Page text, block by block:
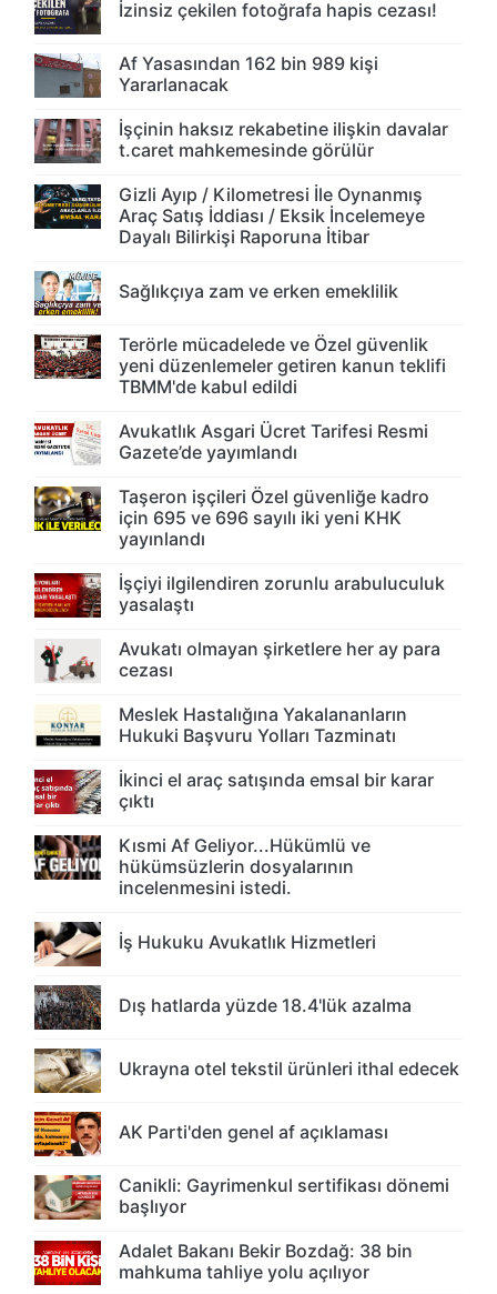
İzinsiz çekilen fotoğrafa hapis cezası!
Af Yasasından 162 bin 989 kişi
Yararlanacak
İşçinin haksız rekabetine ilişkin davalar
t.caret mahkemesinde görülür
Gizli Ayıp / Kilometresi İle Oynanmış
Araç Satış İddiası / Eksik İncelemeye
Dayalı Bilirkişi Raporuna İtibar
Sağlıkçıya zam ve erken emeklilik
Terörle mücadelede ve Özel güvenlik
yeni düzenlemeler getiren kanun teklifi
TBMM'de kabul edildi
Avukatlık Asgari Ücret Tarifesi Resmi
Gazete’de yayımlandı
Taşeron işçileri Özel güvenliğe kadro
için 695 ve 696 sayılı iki yeni KHK
yayınlandı
İşçiyi ilgilendiren zorunlu arabuluculuk
yasalaştı
Avukatı olmayan şirketlere her ay para
cezası
Meslek Hastalığına Yakalananların
Hukuki Başvuru Yolları Tazminatı
İkinci el araç satışında emsal bir karar
çıktı
Kısmi Af Geliyor...Hükümlü ve
hükümsüzlerin dosyalarının
incelenmesini istedi.
İş Hukuku Avukatlık Hizmetleri
Dış hatlarda yüzde 18.4'lük azalma
Ukrayna otel tekstil ürünleri ithal edecek
AK Parti'den genel af açıklaması
Canikli: Gayrimenkul sertifikası dönemi
başlıyor
Adalet Bakanı Bekir Bozdağ: 38 bin
mahkuma tahliye yolu açılıyor